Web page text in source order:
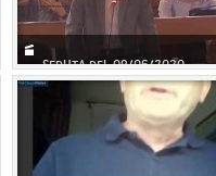
SEDUTA DEL 09/06/2020